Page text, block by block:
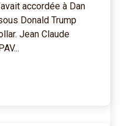
accordée à Dan
Donald Trump
Jean Claude